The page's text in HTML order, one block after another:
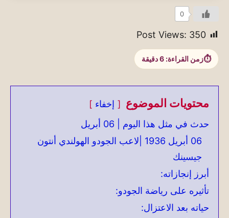
0
Post Views: 350
زمن القراءة: 6دقيقة
محتويات الموضوع
إخفاء
حدث في مثل هذا اليوم | 06 أبريل
06 أبريل 1936 |لاعب الجودو الهولندي أنتون
جيسينك
أبرز إنجازاته:
تأثيره على رياضة الجودو:
حياته بعد الاعتزال: